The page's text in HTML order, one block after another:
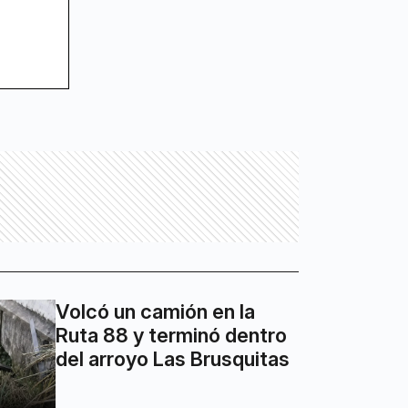
Volcó un camión en la
Ruta 88 y terminó dentro
del arroyo Las Brusquitas